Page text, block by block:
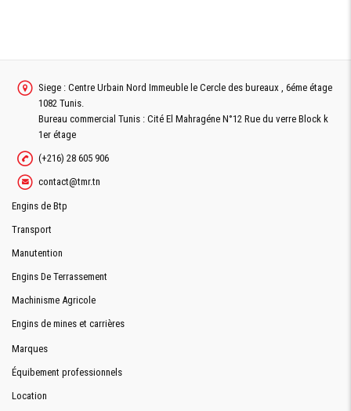
Siege : Centre Urbain Nord Immeuble le Cercle des bureaux , 6éme étage
1082 Tunis.
Bureau commercial Tunis : Cité El Mahragéne N°12 Rue du verre Block k
1er étage
(+216) 28 605 906
contact@tmr.tn
Engins de Btp
Transport
Manutention
Engins De Terrassement
Machinisme Agricole
Engins de mines et carrières
Marques
Équibement professionnels
Location